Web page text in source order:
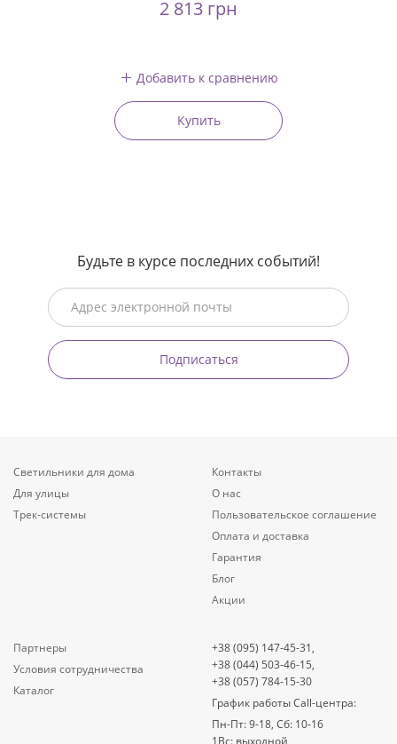
2 813 грн
Добавить к сравнению
Купить
Будьте в курсе последних событий!
Подписаться
Светильники для дома
Для улицы
Трек-системы
Контакты
О нас
Пользовательское соглашение
Оплата и доставка
Гарантия
Блог
Акции
Партнеры
Условия сотрудничества
Каталог
+38 (095) 147-45-31,
+38 (044) 503-46-15,
+38 (057) 784-15-30
График работы Call-центра:
Пн-Пт: 9-18, Сб: 10-16
1Вс: выходной